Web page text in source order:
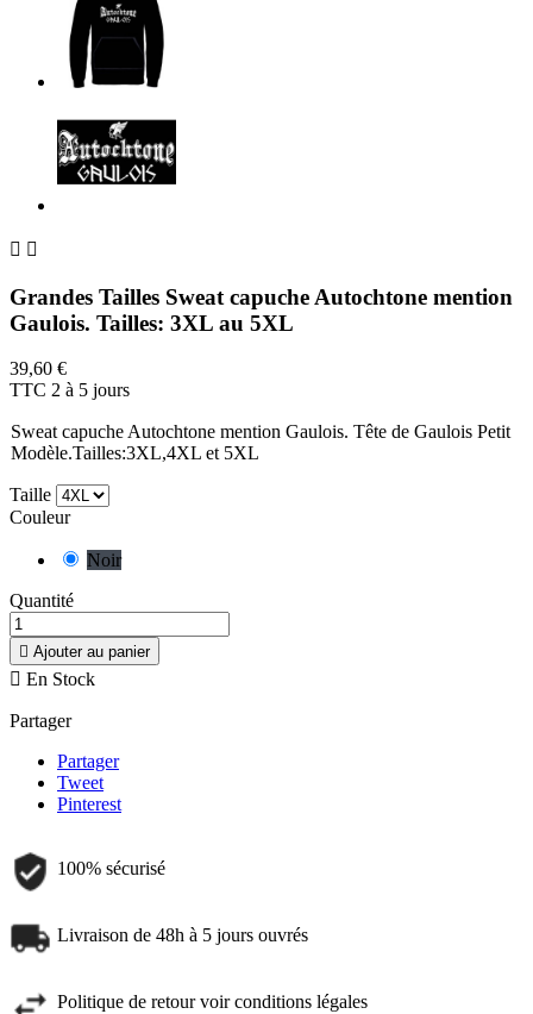
 
Grandes Tailles Sweat capuche Autochtone mention
Gaulois. Tailles: 3XL au 5XL
39,60 €
TTC 2 à 5 jours
Sweat capuche Autochtone mention Gaulois. Tête de Gaulois Petit
Modèle.Tailles:3XL,4XL et 5XL
Taille
Couleur
Noir
Quantité
 Ajouter au panier
 En Stock
Partager
Partager
Tweet
Pinterest
100% sécurisé
Livraison de 48h à 5 jours ouvrés
Politique de retour voir conditions légales